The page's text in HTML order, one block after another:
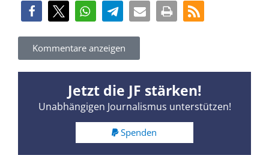
Kommentare anzeigen
Jetzt die JF stärken!
Unabhängigen Journalismus unterstützen!
Spenden